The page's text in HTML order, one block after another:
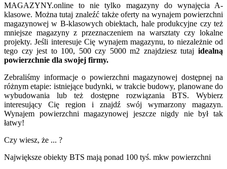
MAGAZYNY.online to nie tylko magazyny do wynajęcia A-
klasowe. Można tutaj znaleźć także oferty na wynajem powierzchni
magazynowej w B-klasowych obiektach, hale produkcyjne czy też
mniejsze magazyny z przeznaczeniem na warsztaty czy lokalne
projekty. Jeśli interesuje Cię wynajem magazynu, to niezależnie od
tego czy jest to 100, 500 czy 5000 m2 znajdziesz tutaj idealną
powierzchnie dla swojej firmy.
Zebraliśmy informacje o powierzchni magazynowej dostępnej na
różnym etapie: istniejące budynki, w trakcie budowy, planowane do
wybudowania lub też dostępne rozwiązania BTS. Wybierz
interesujący Cię region i znajdź swój wymarzony magazyn.
Wynajem powierzchni magazynowej jeszcze nigdy nie był tak
łatwy!
Czy wiesz, że ... ?
Największe obiekty BTS mają ponad 100 tyś. mkw powierzchni